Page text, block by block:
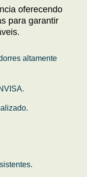
oferecendo
para garantir
altamente